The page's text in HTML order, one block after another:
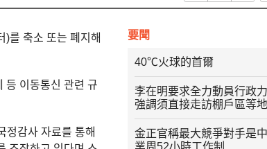
)를 축소 또는 폐지해
등 이동통신 관련 규
정감사 자료를 통해
要聞
40℃火球的首爾
李在明要求全力動員行政
強調須直接走訪棚戶區等
金正官稱最大競爭對手是
業周52小時工作制